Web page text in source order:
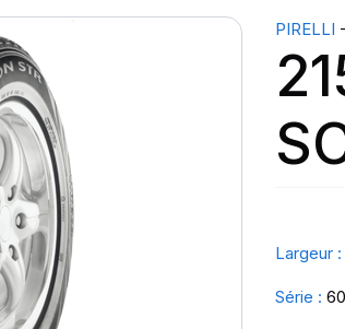
PIRELLI
Largeur :
Série : 60